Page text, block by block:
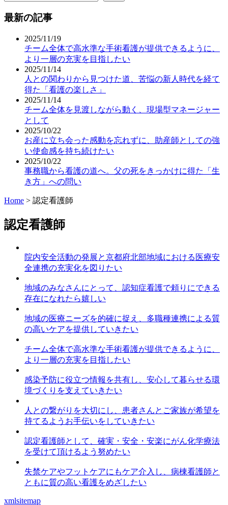
最新の記事
2025/11/19
チーム全体で高水準な手術看護が提供できるように、
より一層の充実を目指したい
2025/11/14
人との関わりから見つけた道、苦悩の新人時代を経て
得た「看護の楽しさ」
2025/11/14
チーム全体を見渡しながら動く、現場型マネージャー
として
2025/10/22
お産に立ち会った感動を忘れずに、助産師としての強
い使命感を持ち続けたい
2025/10/22
事務職から看護の道へ。父の死をきっかけに得た「生
き方」への問い
Home > 認定看護師
認定看護師
院内安全活動の発展と京都府北部地域における医療安
全連携の充実化を図りたい
地域のみなさんにとって、認知症看護で頼りにできる
存在になれたら嬉しい
地域の医療ニーズを的確に捉え、多職種連携による質
の高いケアを提供していきたい
チーム全体で高水準な手術看護が提供できるように、
より一層の充実を目指したい
感染予防に役立つ情報を共有し、安心して暮らせる環
境づくりを支えていきたい
人との繋がりを大切にし、患者さんとご家族が希望を
持てるようお手伝いをしていきたい
認定看護師として、確実・安全・安楽にがん化学療法
を受けて頂けるよう努めたい
失禁ケアやフットケアにもケア介入し、病棟看護師と
ともに質の高い看護をめざしたい
xmlsitemap